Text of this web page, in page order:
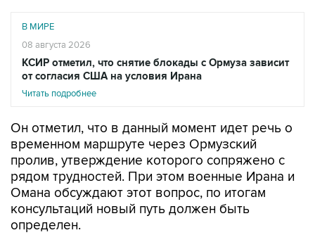
В МИРЕ
08 августа 2026
КСИР отметил, что снятие блокады с Ормуза зависит
от согласия США на условия Ирана
Читать подробнее
Он отметил, что в данный момент идет речь о
временном маршруте через Ормузский
пролив, утверждение которого сопряжено с
рядом трудностей. При этом военные Ирана и
Омана обсуждают этот вопрос, по итогам
консультаций новый путь должен быть
определен.